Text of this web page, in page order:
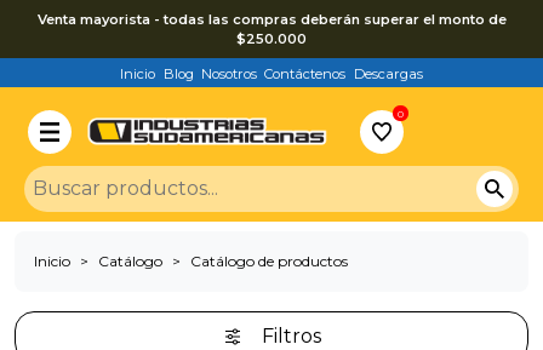
Venta mayorista - todas las compras deberán superar el monto de
$250.000
Inicio Blog Nosotros Contáctenos Descargas
0
Inicio Catálogo Catálogo de productos
Filtros